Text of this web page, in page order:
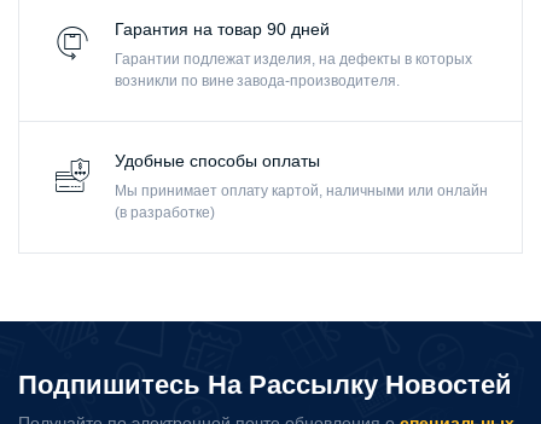
Гарантия на товар 90 дней
Гарантии подлежат изделия, на дефекты в которых
возникли по вине завода-производителя.
Удобные способы оплаты
Мы принимает оплату картой, наличными или онлайн
(в разработке)
Подпишитесь На Рассылку Новостей